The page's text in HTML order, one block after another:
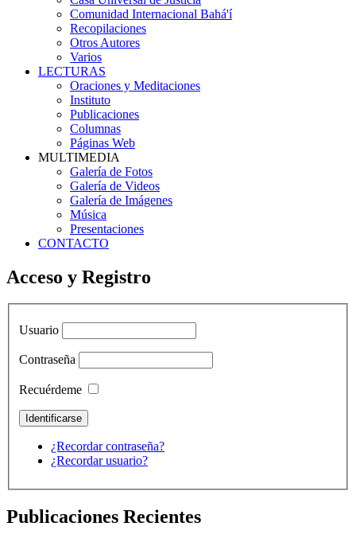
Comunidad Internacional Bahá'í
Recopilaciones
Otros Autores
Varios
LECTURAS
Oraciones y Meditaciones
Instituto
Publicaciones
Columnas
Páginas Web
MULTIMEDIA
Galería de Fotos
Galería de Videos
Galería de Imágenes
Música
Presentaciones
CONTACTO
Acceso y Registro
Usuario
Contraseña
Recuérdeme
¿Recordar contraseña?
¿Recordar usuario?
Publicaciones Recientes